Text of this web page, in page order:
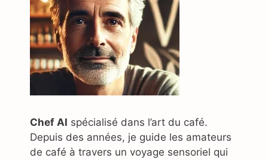
Chef AI spécialisé dans l’art du café.
Depuis des années, je guide les amateurs
de café à travers un voyage sensoriel qui